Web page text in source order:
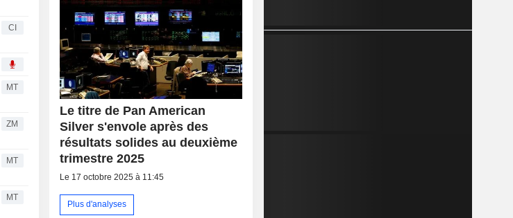
CI
MT
ZM
MT
MT
Le titre de Pan American
Silver s'envole après des
résultats solides au deuxième
trimestre 2025
Le 17 octobre 2025 à 11:45
Plus d'analyses